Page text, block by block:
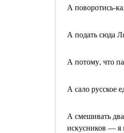
А поворотись-
А подать сюда
А потому, что
А сало русское
А смешивать
искусников — я